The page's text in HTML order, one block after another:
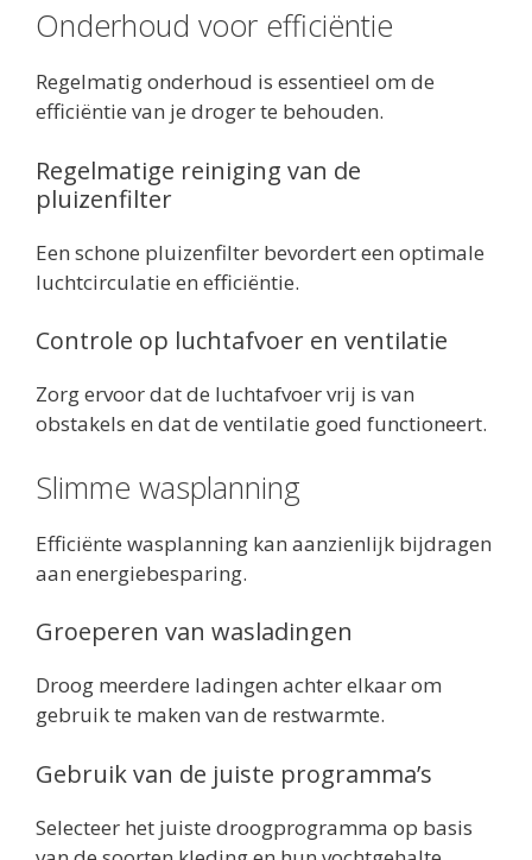
Onderhoud voor efficiëntie
Regelmatig onderhoud is essentieel om de
efficiëntie van je droger te behouden.
Regelmatige reiniging van de
pluizenfilter
Een schone pluizenfilter bevordert een optimale
luchtcirculatie en efficiëntie.
Controle op luchtafvoer en ventilatie
Zorg ervoor dat de luchtafvoer vrij is van
obstakels en dat de ventilatie goed functioneert.
Slimme wasplanning
Efficiënte wasplanning kan aanzienlijk bijdragen
aan energiebesparing.
Groeperen van wasladingen
Droog meerdere ladingen achter elkaar om
gebruik te maken van de restwarmte.
Gebruik van de juiste programma’s
Selecteer het juiste droogprogramma op basis